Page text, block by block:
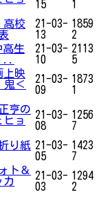
15
1
高校
21-03-
13
1859
2
高生
21-03-
10
2113
5
上映
＜
21-03-
09
1873
1
亨の
ョ
21-03-
08
1256
7
り紙 21-03-
05
1423
7
ト＆
カ
21-03-
03
1294
2